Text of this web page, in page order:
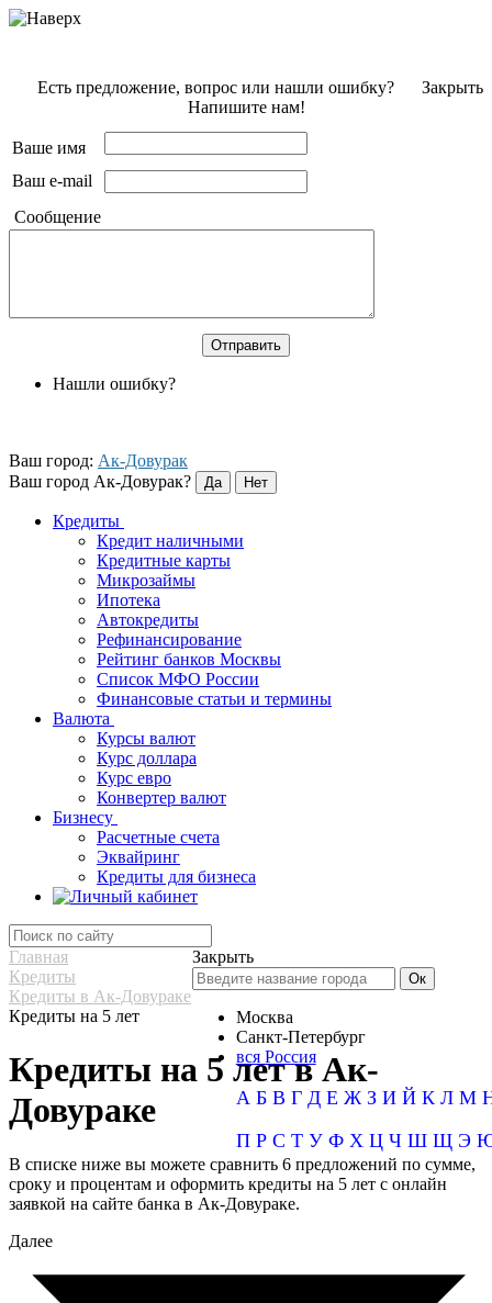
Закрыть
Есть предложение, вопрос или нашли ошибку?
Напишите нам!
Ваше имя
Ваш e-mail
Сообщение
Нашли ошибку?
Ваш город: Ак-Довурак
Ваш город Ак-Довурак?
Кредиты
Кредит наличными
Кредитные карты
Микрозаймы
Ипотека
Автокредиты
Рефинансирование
Рейтинг банков Москвы
Список МФО России
Финансовые статьи и термины
Валюта
Курсы валют
Курс доллара
Курс евро
Конвертер валют
Бизнесу
Расчетные счета
Эквайринг
Кредиты для бизнеса
Закрыть
Москва
Санкт-Петербург
вся Россия
А Б В Г Д Е Ж З И Й К Л М
П Р С Т У Ф Х Ц Ч Ш Щ Э
Главная
Кредиты
Кредиты в Ак-Довураке
Кредиты на 5 лет
Кредиты на 5 лет в Ак-
Довураке
В списке ниже вы можете сравнить 6 предложений по сумме,
сроку и процентам и оформить кредиты на 5 лет с онлайн
заявкой на сайте банка в Ак-Довураке.
Далее